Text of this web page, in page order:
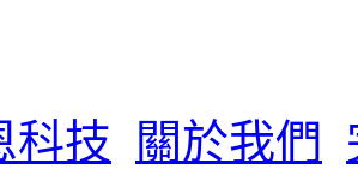
科技 關於我們